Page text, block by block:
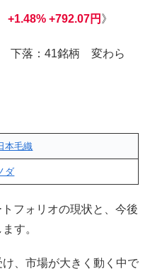
+1.48% +792.07円 》
下落：41銘柄 変わら
本毛織
ダ
フォリオの現状と、今後
す。
、市場が大きく動く中で